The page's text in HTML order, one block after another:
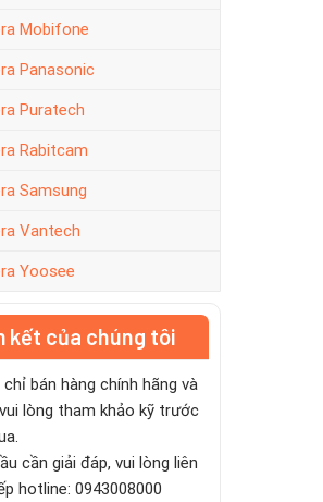
Mobifone
Panasonic
Puratech
Rabitcam
Samsung
Vantech
Yoosee
kết của chúng tôi
bán hàng chính hãng và
lòng tham khảo kỹ trước
cần giải đáp, vui lòng liên
hotline: 0943008000